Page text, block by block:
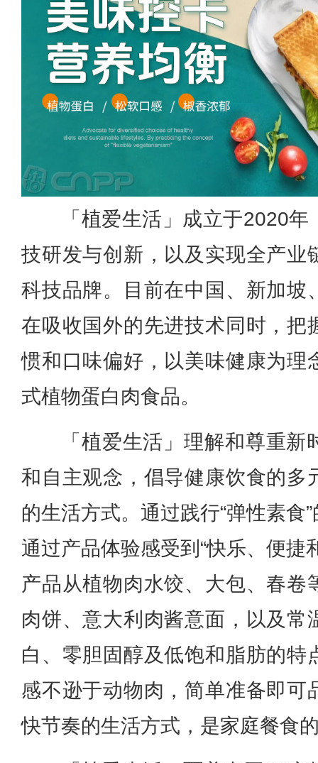
「植爱生活」成立于2020
技研发与创新，以及实现全产业
科技品牌。目前在中国、新加坡
在吸收国外的先进技术同时，把
惯和口味偏好，以美味健康为理
式植物蛋白肉食品。
「植爱生活」理解和尊重
和自主观念，倡导健康饮食的多
的生活方式。通过践行“弹性素食
通过产品体验感受到“快乐、便捷
产品从植物肉水饺、大包、春卷
肉饼、意大利肉酱意面，以及常
白、零胆固醇及低饱和脂肪的特
感不逊于动物肉，简单准备即可
快节奏的生活方式，是家庭餐食